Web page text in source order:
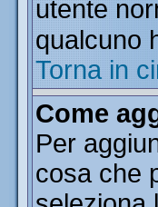
utente
qualcuno
Torna in
Come
Per
cosa che